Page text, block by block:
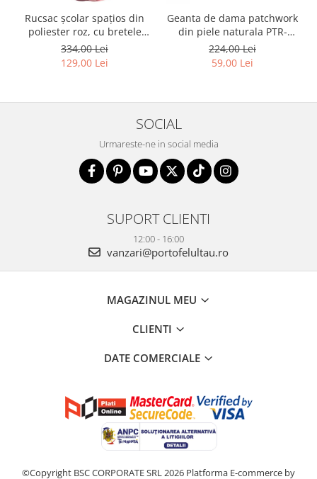
Rucsac școlar spațios din
poliester roz, cu bretele
reglabile - Peterson PTR-
PTN 8610-1327 PINK
334,00 Lei
129,00 Lei
Geanta de dama patchwork
din piele naturala PTR-
1718-SKL-6922 MULTI
224,00 Lei
59,00 Lei
SOCIAL
Urmareste-ne in social media
SUPORT CLIENTI
12:00 - 16:00
vanzari@portofelultau.ro
MAGAZINUL MEU
CLIENTI
DATE COMERCIALE
©Copyright BSC CORPORATE SRL 2026 Platforma E-commerce by